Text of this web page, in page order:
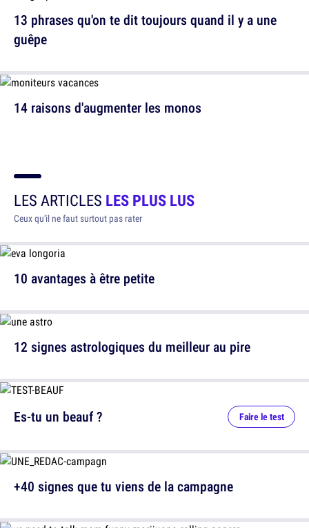
13 phrases qu'on te dit toujours quand il y a une
guêpe
14 raisons d'augmenter les monos
LES ARTICLES LES PLUS LUS
Ceux qu'il ne faut surtout pas rater
10 avantages à être petite
12 signes astrologiques du meilleur au pire
Es-tu un beauf ? Faire le test
+40 signes que tu viens de la campagne